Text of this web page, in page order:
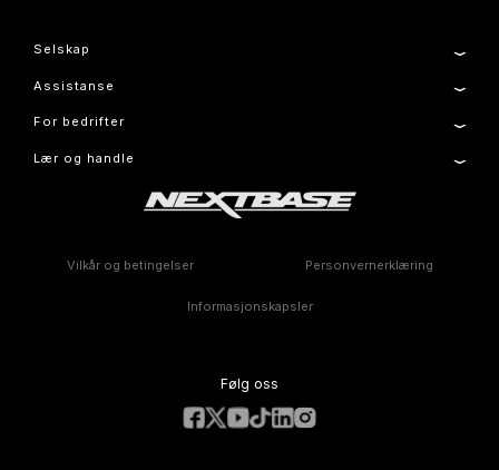
Selskap
Om oss
Press & Media
Førerklubb
Assistanse
Produktstøtte
Ta kontakt med
Lær og handle
Funksjoner
For bedrifter
Flåte
Vilkår og betingelser Personvernerklæring
Informasjonskapsler
Følg oss